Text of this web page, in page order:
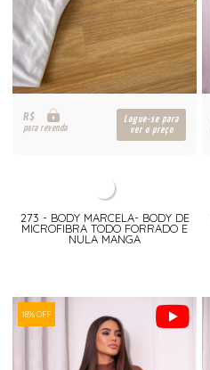
R$
para revenda
Logue-se para
ver o preço
273 - BODY MARCELA- BODY DE
MICROFIBRA TODO FORRADO E
NULA MANGA
18% OFF